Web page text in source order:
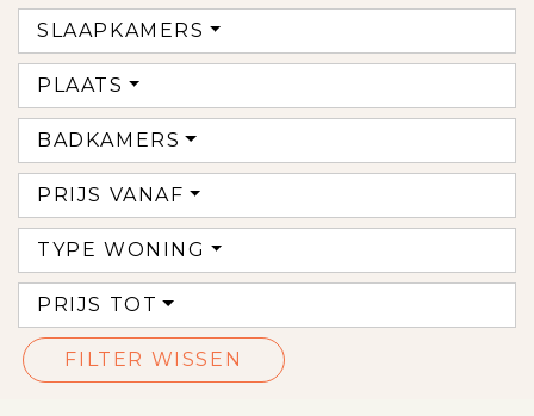
SLAAPKAMERS
PLAATS
BADKAMERS
PRIJS VANAF
TYPE WONING
PRIJS TOT
FILTER WISSEN